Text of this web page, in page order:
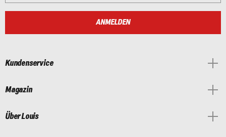
ANMELDEN
Kundenservice
Magazin
Über Louis